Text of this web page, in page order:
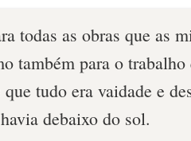
todas as obras que as
também para o
tudo era vaidade e
debaixo do sol.